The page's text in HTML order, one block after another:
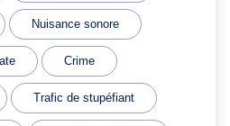
Nuisance sonore
Crime
Trafic de stupéfiant